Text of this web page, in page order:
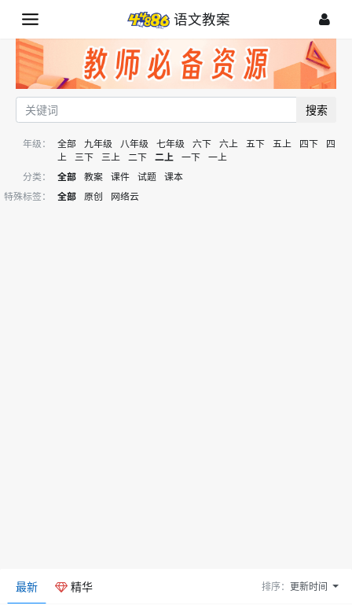
语文教案
搜索
年级： 全部 九年级 八年级 七年级 六下 六上 五下 五上 四下
四
上
三下 三上 二下 二上 一下
一上
分类：
全部 教案 课件 试题
课本
特殊标签：
全部 原创 网络云
最新 精华 排序：更新时间